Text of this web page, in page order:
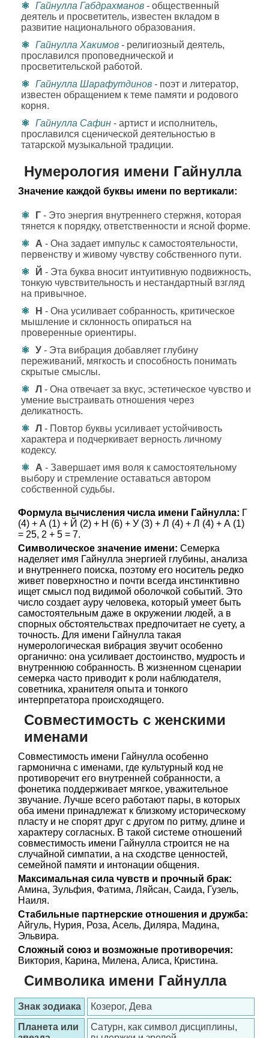
Гайнулла Габдрахманов - общественный
деятель и просветитель, известен вкладом в
развитие национального образования.
Гайнулла Хакимов - религиозный деятель,
прославился проповеднической и
просветительской работой.
Гайнулла Шарафутдинов - поэт и литератор,
известен обращением к теме памяти и родового
корня.
Гайнулла Сафин - артист и исполнитель,
прославился сценической деятельностью в
татарской музыкальной традиции.
Нумерология имени Гайнулла
Значение каждой буквы имени по вертикали:
Г - Это энергия внутреннего стержня, которая
тянется к порядку, ответственности и ясной форме.
А - Она задает импульс к самостоятельности,
первенству и живому чувству собственного пути.
Й - Эта буква вносит интуитивную подвижность,
тонкую чувствительность и нестандартный взгляд
на привычное.
Н - Она усиливает собранность, критическое
мышление и склонность опираться на
проверенные ориентиры.
У - Эта вибрация добавляет глубину
переживаний, мягкость и способность понимать
скрытые смыслы.
Л - Она отвечает за вкус, эстетическое чувство и
умение выстраивать отношения через
деликатность.
Л - Повтор буквы усиливает устойчивость
характера и подчеркивает верность личному
кодексу.
А - Завершает имя воля к самостоятельному
выбору и стремление оставаться автором
собственной судьбы.
Формула вычисления числа имени Гайнулла: Г
(4) + А (1) + Й (2) + Н (6) + У (3) + Л (4) + Л (4) + А (1)
= 25, 2 + 5 = 7.
Символическое значение имени: Семерка
наделяет имя Гайнулла энергией глубины, анализа
и внутреннего поиска, поэтому его носитель редко
живет поверхностно и почти всегда инстинктивно
ищет смысл под видимой оболочкой событий. Это
число создает ауру человека, который умеет быть
самостоятельным даже в окружении людей, а в
спорных обстоятельствах предпочитает не суету, а
точность. Для имени Гайнулла такая
нумерологическая вибрация звучит особенно
органично: она усиливает достоинство, мудрость и
внутреннюю собранность. В жизненном сценарии
семерка часто приводит к роли наблюдателя,
советника, хранителя опыта и тонкого
интерпретатора происходящего.
Совместимость с женскими
именами
Совместимость имени Гайнулла особенно
гармонична с именами, где культурный код не
противоречит его внутренней собранности, а
фонетика поддерживает мягкое, уважительное
звучание. Лучше всего работают пары, в которых
оба имени принадлежат к близкому историческому
пласту и не спорят друг с другом по ритму, длине и
характеру согласных. В такой системе отношений
совместимость имени Гайнулла строится не на
случайной симпатии, а на сходстве ценностей,
семейной памяти и интонации общения.
Максимальная сила чувств и прочный брак:
Амина, Зульфия, Фатима, Ляйсан, Саида, Гузель,
Наиля.
Стабильные партнерские отношения и дружба:
Айгуль, Нурия, Роза, Асель, Диляра, Мадина,
Эльвира.
Сложный союз и возможные противоречия:
Виктория, Карина, Милена, Алиса, Кристина.
Символика имени Гайнулла
Знак зодиака
Козерог, Дева
Планета или
Сатурн, как символ дисциплины,